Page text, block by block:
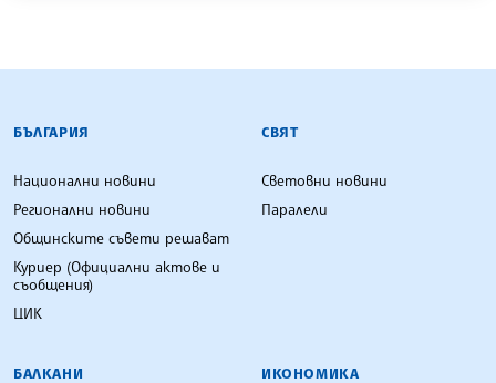
БЪЛГАРСКА ТЕЛЕГРАФНА АГЕНЦИЯ
БЪЛГАРИЯ
Национални новини
Регионални новини
Общинските съвети решават
Куриер (Официални актове и
съобщения)
ЦИК
СВЯТ
Световни новини
Паралели
БАЛКАНИ ИКОНОМИКА